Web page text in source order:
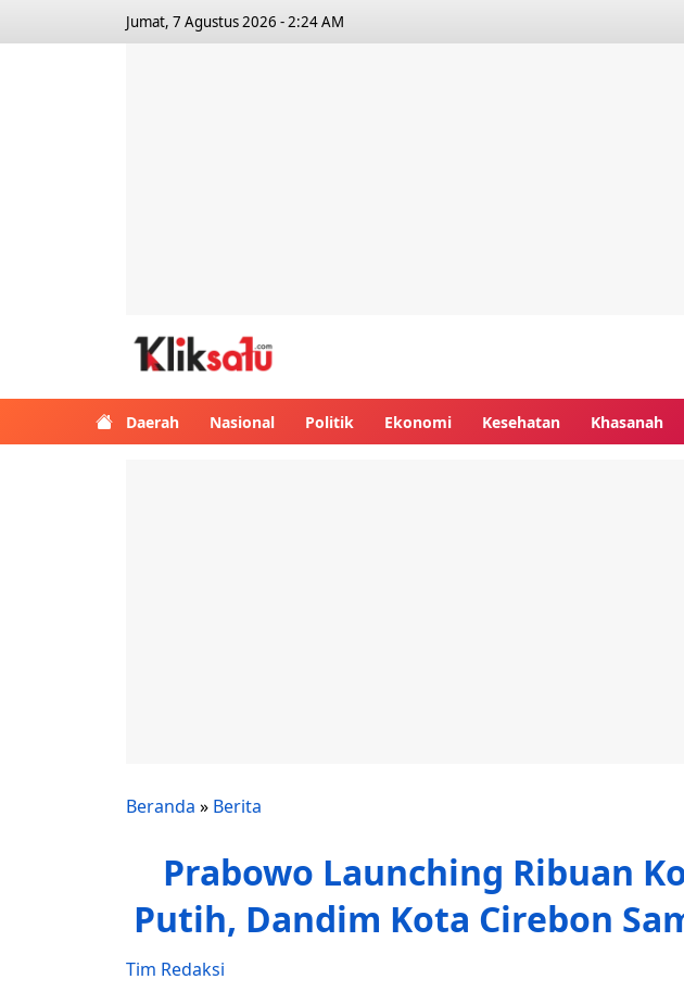
Jumat, 7 Agustus 2026 - 2:24 AM
Daerah Nasional Politik Ekonomi Kesehatan Khasanah
Beranda » Berita
Prabowo Launching Ribuan
Putih, Dandim Kota Cirebon
Tim Redaksi